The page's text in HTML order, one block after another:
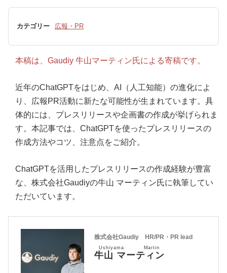
カテゴリー 広報・PR
本稿は、Gaudiy 牛山マーティン氏による寄稿です。
近年のChatGPTをはじめ、AI（人工知能）の進化によ
り、広報PR活動に新たな可能性が生まれています。具
体的には、プレスリリースや企画書の作成が挙げられま
す。本記事では、ChatGPTを使ったプレスリリースの
作成方法やコツ、注意点をご紹介。
ChatGPTを活用したプレスリリースの作成経験が豊富
な、株式会社Gaudiyの牛山 マーティン氏に執筆してい
ただいています。
株式会社Gaudiy HR/PR・PR lead
牛山 マーティン
Ushiyama Martin